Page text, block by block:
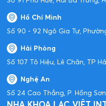
Hồ Chí Minh
Số 90 - 92 Ngô Gia Tự,
Hải Phòng
Số 107 Tô Hiệu, Lê Chân, TP
Nghệ An
Số 24 Cao Thắng, P. Hồng